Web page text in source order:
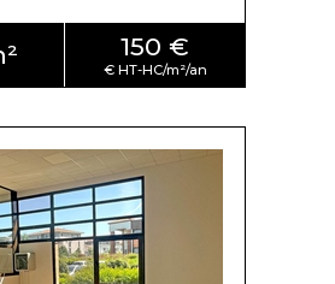
une location de bureaux à Balma, il
chercher ! Balma propose une
autour de sa zone Balma
sont à construire à l'horizon
écoquartier Vidailhan. L'offre de
150 €